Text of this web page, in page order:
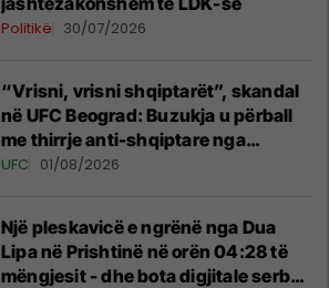
Politikë 30/07/2026
“Vrisni, vrisni shqiptarët”, skandal
në UFC Beograd: Buzukja u përball
me thirrje anti-shqiptare nga
tribunat
UFC 01/08/2026
Një pleskavicë e ngrënë nga Dua
Lipa në Prishtinë në orën 04:28 të
mëngjesit - dhe bota digjitale serbe